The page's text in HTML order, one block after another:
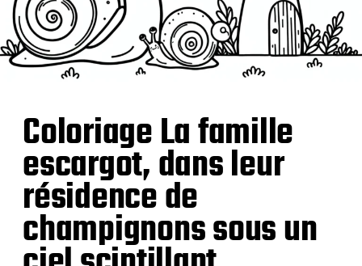
Coloriage La famille
escargot, dans leur
résidence de
champignons sous un